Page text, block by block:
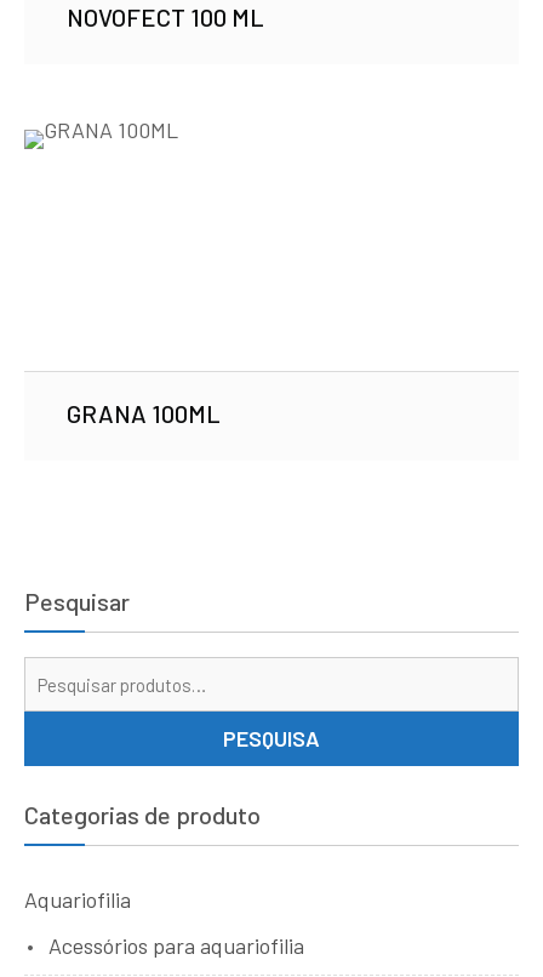
NOVOFECT 100 ML
GRANA 100ML
Pesquisar
PESQUISA
Categorias de produto
Aquariofilia
Acessórios para aquariofilia